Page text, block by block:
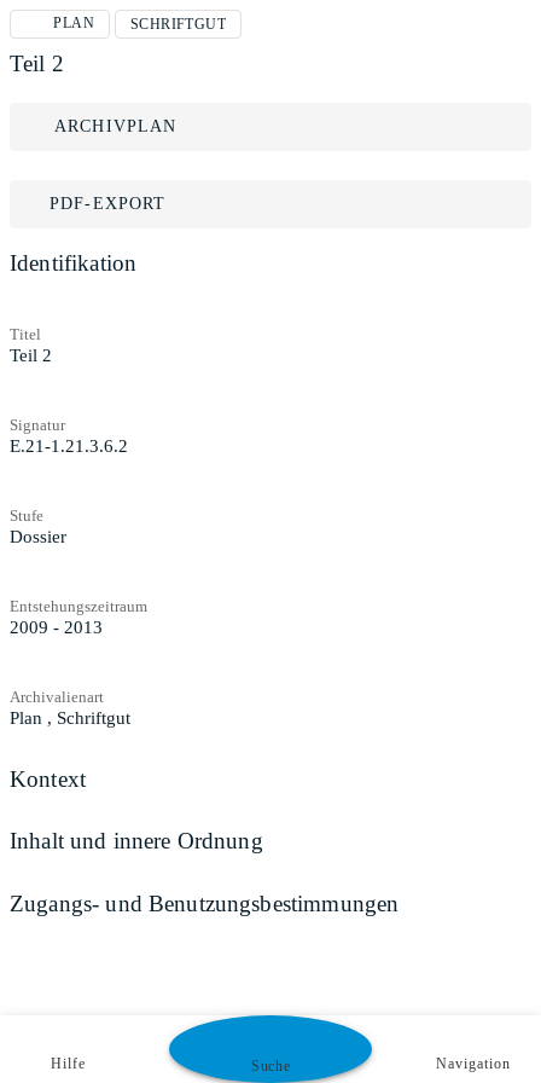
PLAN SCHRIFTGUT
Teil 2
ARCHIVPLAN
PDF-EXPORT
Identifikation
Titel
Teil 2
Signatur
E.21-1.21.3.6.2
Stufe
Dossier
Entstehungszeitraum
2009 - 2013
Archivalienart
Plan , Schriftgut
Kontext
Inhalt und innere Ordnung
Zugangs- und Benutzungsbestimmungen
Hilfe Suche Navigation